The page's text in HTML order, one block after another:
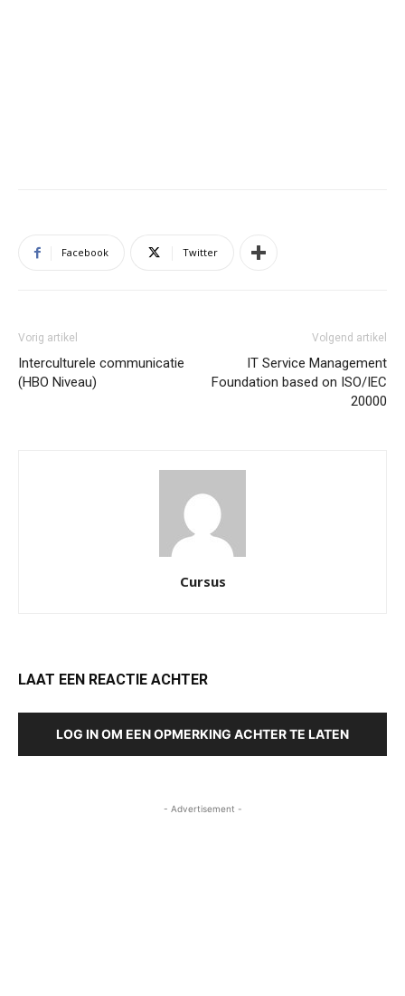
Facebook Twitter
Vorig artikel
Interculturele communicatie
(HBO Niveau)
Volgend artikel
IT Service Management
Foundation based on ISO/IEC
20000
Cursus
LAAT EEN REACTIE ACHTER
LOG IN OM EEN OPMERKING ACHTER TE LATEN
- Advertisement -